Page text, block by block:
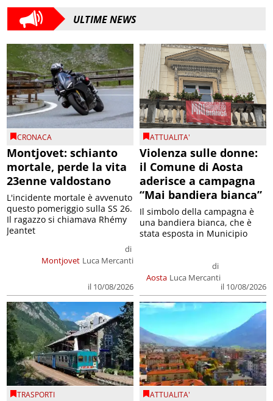
ULTIME NEWS
CRONACA
Montjovet: schianto
mortale, perde la vita
23enne valdostano
Montjovet
di
Luca Mercanti
il 10/08/2026
L'incidente mortale è avvenuto
questo pomeriggio sulla SS 26.
Il ragazzo si chiamava Rhémy
Jeantet
ATTUALITA'
Violenza sulle donne:
il Comune di Aosta
aderisce a campagna
“Mai bandiera bianca”
Aosta
di
Luca Mercanti
il 10/08/2026
Il simbolo della campagna è
una bandiera bianca, che è
stata esposta in Municipio
TRASPORTI ATTUALITA'